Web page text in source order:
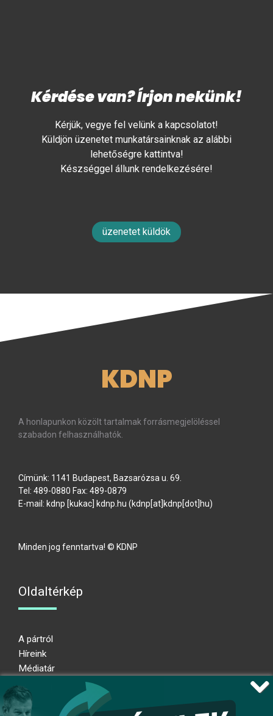
Kérdése van? Írjon nekünk!
Kérjük, vegye fel velünk a kapcsolatot!
Küldjön üzenetet munkatársainknak az alábbi
lehetőségre kattintva!
Készséggel állunk rendelkezésére!
üzenetet küldök
KDNP
A honlapunkon közölt tartalmak forrásmegjelöléssel
szabadon felhasználhatók.
Címünk: 1141 Budapest, Bazsarózsa u. 69.
Tel: 489-0880 Fax: 489-0879
E-mail: kdnp [kukac] kdnp hu (kdnp[at]kdnp[dot]hu)
Minden jog fenntartva! © KDNP
Oldaltérkép
A pártról
Híreink
Médiatár
Adatkezelési nyilatkozat
Átláthatósági nyilatkozat